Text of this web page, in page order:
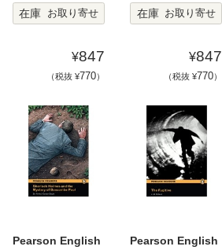
在庫 お取り寄せ
¥847
（税抜 ¥770）
在庫 お取り寄せ
¥847
（税抜 ¥770）
Pearson English
Pearson English